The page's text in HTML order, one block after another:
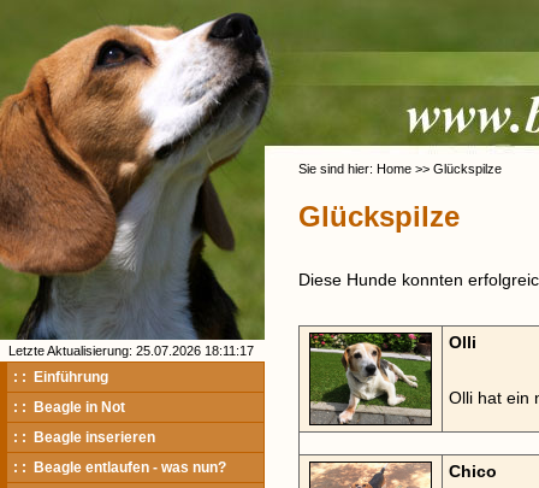
Letzte Aktualisierung: 25.07.2026 18:11:17
: : Einführung
: : Beagle in Not
: : Beagle inserieren
: : Beagle entlaufen - was nun?
Sie sind hier: Home >> Glückspilze
Glückspilze
Diese Hunde konnten
Olli
Olli hat ein
Chico